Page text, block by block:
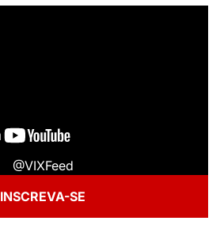
@VIXFeed
INSCREVA-SE